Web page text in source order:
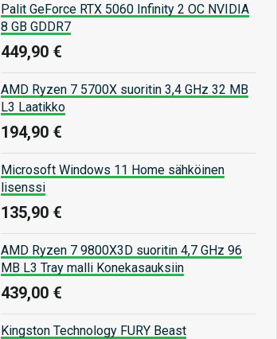
Palit GeForce RTX 5060 Infinity 2 OC NVIDIA
8 GB GDDR7
449,90 €
AMD Ryzen 7 5700X suoritin 3,4 GHz 32 MB
L3 Laatikko
194,90 €
Microsoft Windows 11 Home sähköinen
lisenssi
135,90 €
AMD Ryzen 7 9800X3D suoritin 4,7 GHz 96
MB L3 Tray malli Konekasauksiin
439,00 €
Kingston Technology FURY Beast